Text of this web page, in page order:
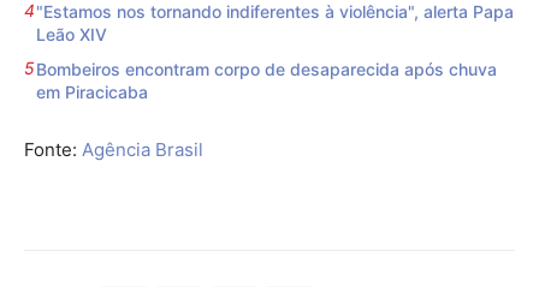
"Estamos nos tornando indiferentes à violência", alerta Papa
Leão XIV
Bombeiros encontram corpo de desaparecida após chuva
em Piracicaba
Fonte: Agência Brasil